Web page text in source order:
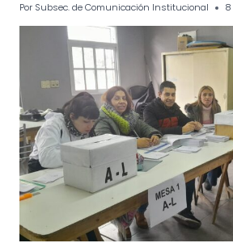
Por Subsec. de Comunicación Institucional